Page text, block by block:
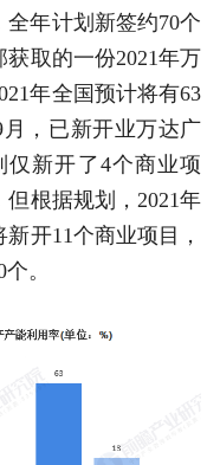
全年计划新签约70个
取的一份2021年万
年全国预计将有63
，已新开业万达广
仅新开了4个商业项
但根据规划，2021年
开11个商业项目，
。